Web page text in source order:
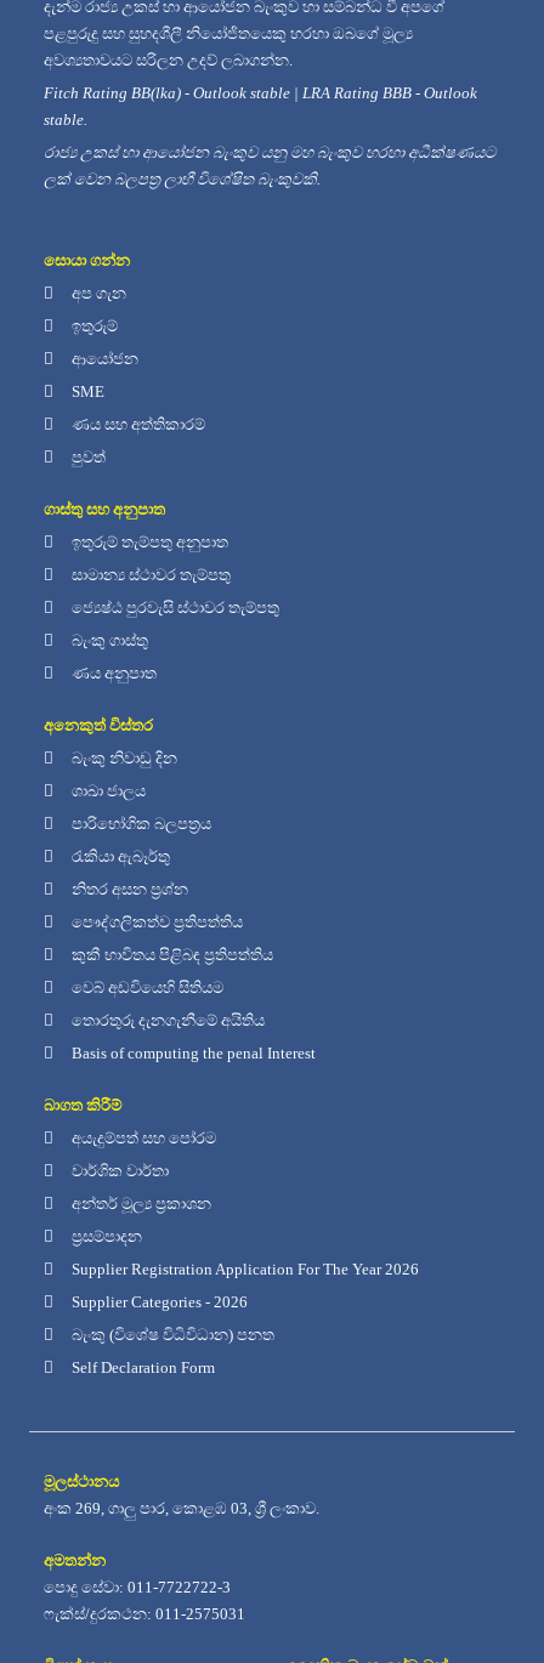
දැන්ම රාජ්‍ය උකස් හා ආයෝජන බැංකුව හා සම්බන්ධ වී අපගේ
පළපුරුදු සහ සුහදශීලී නියෝජිතයෙකු හරහා ඔබගේ මූල්‍ය
අවශ්‍යතාවයට සරිලන උදව් ලබාගන්න.
Fitch Rating BB(lka) - Outlook stable | LRA Rating BBB - Outlook
stable.
රාජ්‍ය උකස් හා ආයෝජන බැංකුව යනු මහ බැංකුව හරහා අධීක්ෂණයට
ලක් වෙන බලපත්‍ර ලාභී විශේෂිත බැංකුවකි.
සොයා ගන්න
අප ගැන
ඉතුරුම්
ආයෝජන
SME
ණය සහ අත්තිකාරම්
පුවත්
ගාස්තු සහ අනුපාත
ඉතුරුම් තැම්පතු අනුපාත
සාමාන්‍ය ස්ථාවර තැම්පතු
ජ්‍යෙෂ්ඨ පුරවැසි ස්ථාවර තැම්පතු
බැංකු ගාස්තු
ණය අනුපාත
අනෙකුත් විස්තර
බැංකු නිවාඩු දින
ශාඛා ජාලය
පාරිභෝගික බලපත්‍රය
රැකියා ඇබෑර්තු
නිතර අසන ප්‍රශ්න
පෞද්ගලිකත්ව ප්‍රතිපත්තිය
කුකී භාවිතය පිළිබඳ ප්‍රතිපත්තිය
වෙබ් අඩවියෙහි සිතියම
තොරතුරු දැනගැනීමේ අයිතිය
Basis of computing the penal Interest
බාගත කිරීම්
අයැදුම්පත් සහ පෝරම
වාර්ශික වාර්තා
අන්තර් මූල්‍ය ප්‍රකාශන
ප්‍රසම්පාදන
Supplier Registration Application For The Year 2026
Supplier Categories - 2026
බැංකු (විශේෂ විධිවිධාන) පනත
Self Declaration Form
මූලස්ථානය
අංක 269, ගාලු පාර, කොළඹ 03, ශ්‍රී ලංකාව.
අමතන්න
පොදු සේවා: 011-7722722-3
ෆැක්ස්/දුරකථන: 011-2575031